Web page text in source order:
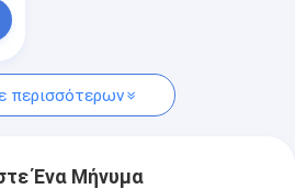
περισσότερων
Ένα Μήνυμα